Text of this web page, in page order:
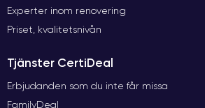
Experter inom renovering
Priset, kvalitetsnivån
Tjänster CertiDeal
Erbjudanden som du inte får missa
FamilyDeal